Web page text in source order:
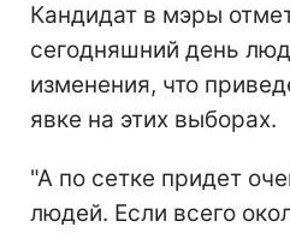
Кандидат в мэры
сегодняшний день
изменения, что
явке на этих выборах.
"А по сетке придет
людей. Если всего